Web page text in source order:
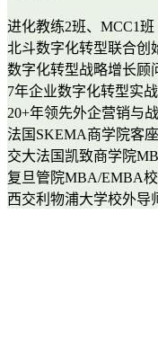
进化教练2班、MCC1班
北斗数字化转型联合创
数字化转型战略增长顾
7年企业数字化转型实
20+年领先外企营销与
法国SKEMA商学院客
交大法国凯致商学院
复旦管院MBA/EMBA
西交利物浦大学校外导